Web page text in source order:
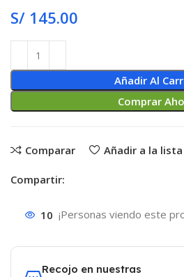
S/ 145.00
Añadir Al
Comprar
Comparar Añadir a la
Compartir:
10 ¡Personas viendo este
Recojo en nuestras